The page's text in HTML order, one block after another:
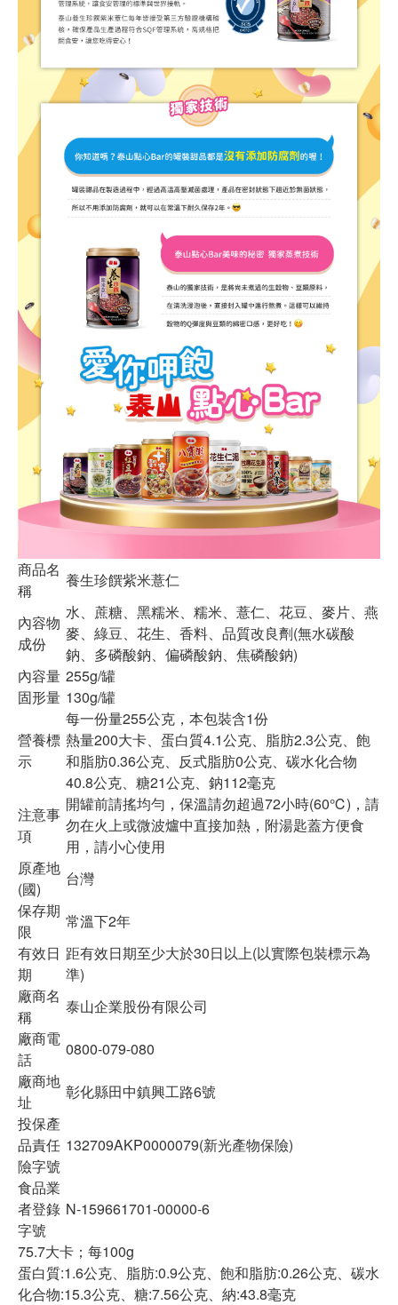
商品名
稱
養生珍饌紫米薏仁
內容物
成份
水、蔗糖、黑糯米、糯米、薏仁、花豆、麥片、燕
麥、綠豆、花生、香料、品質改良劑(無水碳酸
鈉、多磷酸鈉、偏磷酸鈉、焦磷酸鈉)
內容量 255g/罐
固形量 130g/罐
營養標
示
每一份量255公克，本包裝含1份
熱量200大卡、蛋白質4.1公克、脂肪2.3公克、飽
和脂肪0.36公克、反式脂肪0公克、碳水化合物
40.8公克、糖21公克、鈉112毫克
注意事
項
開罐前請搖均勻，保溫請勿超過72小時(60℃)，請
勿在火上或微波爐中直接加熱，附湯匙蓋方便食
用，請小心使用
原產地
(國)
台灣
保存期
限
常溫下2年
有效日
期
距有效日期至少大於30日以上(以實際包裝標示為
準)
廠商名
稱
泰山企業股份有限公司
廠商電
話
0800-079-080
廠商地
址
彰化縣田中鎮興工路6號
投保產
品責任
險字號
132709AKP0000079(新光產物保險)
食品業
者登錄
字號
N-159661701-00000-6
75.7大卡；每100g
蛋白質:1.6公克、脂肪:0.9公克、飽和脂肪:0.26公克、碳水
化合物:15.3公克、糖:7.56公克、納:43.8毫克